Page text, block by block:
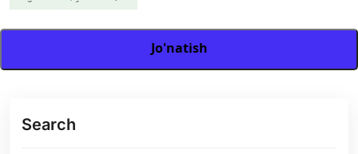
Jo'natish
Search